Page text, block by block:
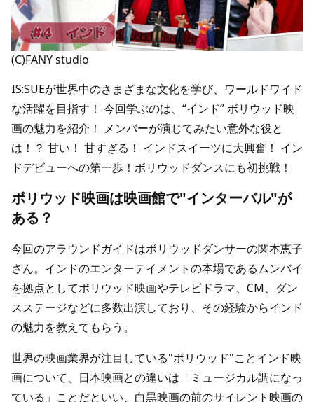
(C)FANY studio
IS:SUEが世界中のさまざまな文化を学び、ワールドワイド
な活躍を目指す！ 今回学ぶのは、“インド” ボリウッド映
画の魅力を紹介！ メンバーが演じてみたい意外な役と
は！？ 甘い！ 甘すぎる！ インドスイーツに大興奮！ イン
ドデビューへの第一歩！ボリウッドダンスにも初挑戦！
ボリウッド映画は映画館で"インターバル"が
ある？
今回のアラウンドガイドはボリウッドダンサーの関本恵子
さん。インドのエンターテイメントの本場であるムンバイ
を拠点としてボリウッド映画やテレビドラマ、CM、ダン
スステージなどに多数出演しており、その経験からインド
の魅力を教えてもらう。
世界の映画業界が注目している"ボリウッド"ことインド映
画について、日本映画との違いは「ミュージカル調になっ
ている」ことだといい、白黒映画の前のサイレント映画の